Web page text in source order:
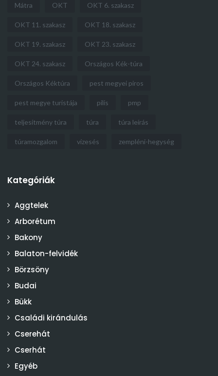
Mátra OKT OKT 6. szakasz
OKT 11. szakasz OKT 18. szakasz
OKT 19. szakasz OKT 23. szakasz
OKT 24. szakasz Országos Kék-túra
Országos Kéktúra pest megyei piros
pest megye turistája pilis pmp
teljesítmény túra túra túra leírás
túramozgalom vízesés zempléni-hegység
Kategóriák
Aggtelek
Arborétum
Bakony
Balaton-felvidék
Börzsöny
Budai
Bükk
Családi kirándulás
Cserehát
Cserhát
Egyéb